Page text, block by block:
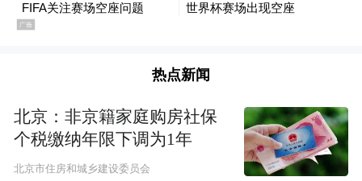
事实上，票价问题在世界杯开赛前就已成为
热点新闻
北京：非京籍家庭购房社保
个税缴纳年限下调为1年
北京市住房和城乡建设委员会